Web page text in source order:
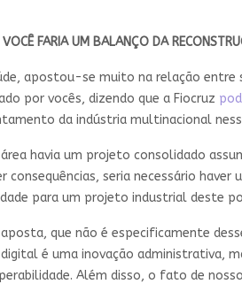
FARIA UM BALANÇO DA
apostou-se muito na relação
por vocês, dizendo que a Fiocruz
da indústria multinacional
área havia um projeto consolidado
consequências, seria necessário
para um projeto industrial deste
que não é especificamente
é uma inovação administrativa,
Além disso, o fato de